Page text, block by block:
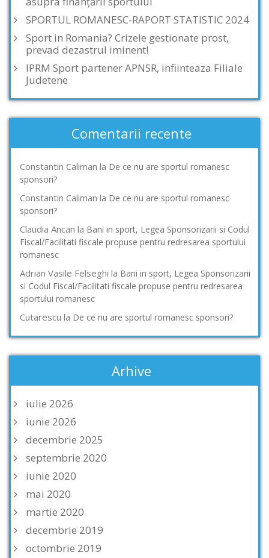
SPORTUL ROMANESC-RAPORT STATISTIC 2024
Sport in Romania? Crizele gestionate prost,
prevad dezastrul iminent!
IPRM Sport partener APNSR, infiinteaza Filiale
Judetene
Comentarii recente
Constantin Caliman la De ce nu are sportul romanesc
sponsori?
Constantin Caliman la De ce nu are sportul romanesc
sponsori?
Claudia Ancan la Bani in sport, Legea Sponsorizarii si Codul
Fiscal/Facilitati fiscale propuse pentru redresarea sportului
romanesc
Adrian Vasile Felseghi la Bani in sport, Legea Sponsorizarii
si Codul Fiscal/Facilitati fiscale propuse pentru redresarea
sportului romanesc
Cutarescu la De ce nu are sportul romanesc sponsori?
Arhive
iulie 2026
iunie 2026
decembrie 2025
septembrie 2020
iunie 2020
mai 2020
martie 2020
decembrie 2019
octombrie 2019